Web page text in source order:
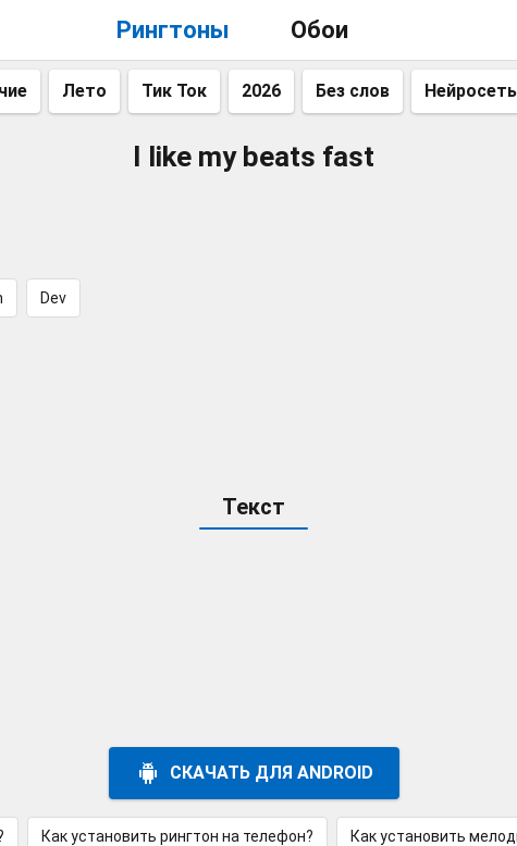
Рингтоны Обои
Лето Тик Ток 2026 Без слов Нейросеть
I like my beats fast
Dev
Текст
СКАЧАТЬ ДЛЯ ANDROID
Как установить рингтон на телефон? Как установить